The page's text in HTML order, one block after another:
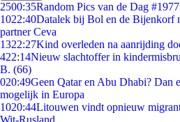
2500:35Random Pics van de Dag #1977
1022:40Datalek bij Bol en de Bijenkorf
partner Ceva
1322:27Kind overleden na aanrijding
422:14Nieuw slachtoffer in
B. (66)
020:49Geen Qatar en Abu Dhabi? Dan
mogelijk in Europa
1020:44Litouwen vindt opnieuw
Wit-Rusland